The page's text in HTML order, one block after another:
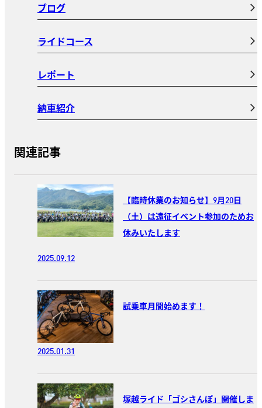
ブログ
ライドコース
レポート
納車紹介
関連記事
【臨時休業のお知らせ】9月20日
（土）は遠征イベント参加のためお
休みいたします
2025.09.12
試乗車月間始めます！
2025.01.31
塚越ライド「ゴシさんぽ」開催しま